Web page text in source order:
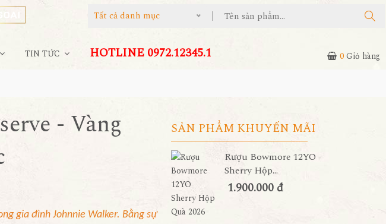
Tất cả danh mục
TIN TỨC HOTLINE 0972.12345.1 0Giỏ hàng
- Vàng
gia đình Johnnie Walker. Bằng sự
SẢN PHẨM KHUYẾN MÃI
Rượu Bowmore 12YO
Sherry Hộp...
1.900.000 đ